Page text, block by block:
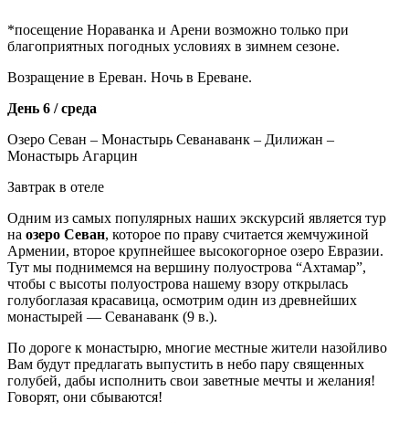
*посещение Нораванка и Арени возможно только при
благоприятных погодных условиях в зимнем сезоне.
Возращение в Ереван. Ночь в Ереване.
День 6 / среда
Озеро Севан – Монастырь Севанаванк – Дилижан –
Монастырь Агарцин
Завтрак в отеле
Одним из самых популярных наших экскурсий является тур
на озеро Севан, которое по праву считается жемчужиной
Армении, второе крупнейшее высокогорное озеро Евразии.
Тут мы поднимемся на вершину полуострова “Ахтамар”,
чтобы с высоты полуострова нашему взору открылась
голубоглазая красавица, осмотрим один из древнейших
монастырей — Севанаванк (9 в.).
По дороге к монастырю, многие местные жители назойливо
Вам будут предлагать выпустить в небо пару священных
голубей, дабы исполнить свои заветные мечты и желания!
Говорят, они сбываются!